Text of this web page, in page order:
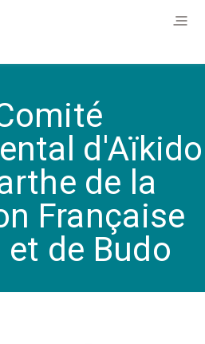
d'Aïkido
de la
Française
de Budo